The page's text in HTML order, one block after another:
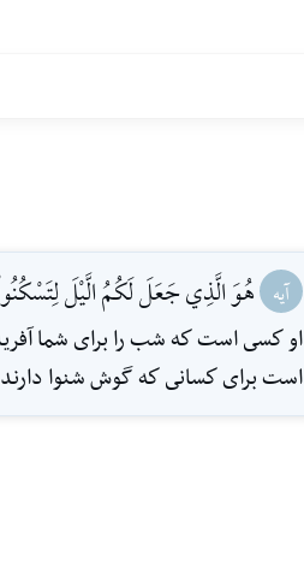
آیه هُوَ الَّذِي جَعَلَ لَكُمُ الَّيْلَ
او كسى است كه شب را براى شما
است براى كسانى كه گوش شنوا